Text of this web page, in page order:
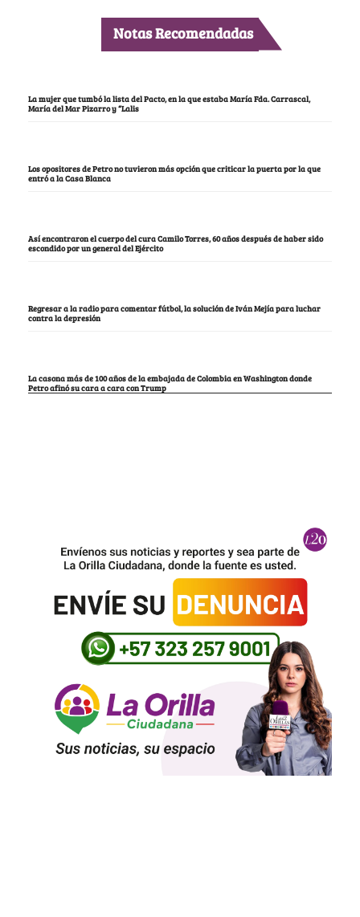
Notas Recomendadas
La mujer que tumbó la lista del Pacto, en la que estaba María Fda. Carrascal,
María del Mar Pizarro y “Lalis
Los opositores de Petro no tuvieron más opción que criticar la puerta por la que
entró a la Casa Blanca
Así encontraron el cuerpo del cura Camilo Torres, 60 años después de haber sido
escondido por un general del Ejército
Regresar a la radio para comentar fútbol, la solución de Iván Mejía para luchar
contra la depresión
La casona más de 100 años de la embajada de Colombia en Washington donde
Petro afinó su cara a cara con Trump